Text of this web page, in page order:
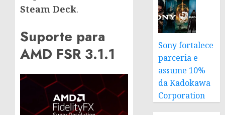
Steam Deck.
Suporte para
AMD FSR 3.1.1
Sony fortalece
parceria e
assume 10%
da Kadokawa
Corporation